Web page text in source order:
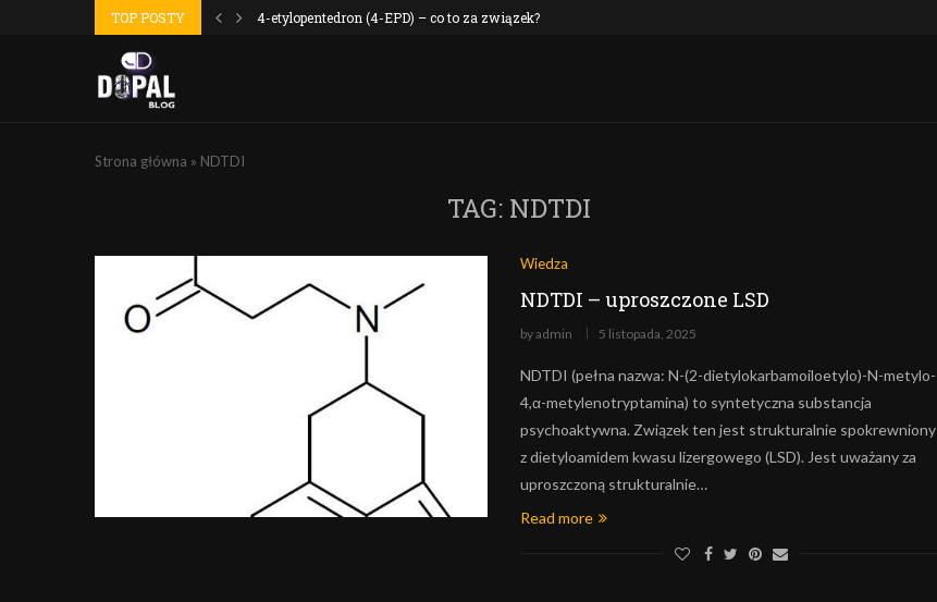
TOP POSTY 4-etylopentedron (4-EPD) – co to za związek?
Strona główna » NDTDI
TAG: NDTDI
Wiedza
NDTDI – uproszczone LSD
byadmin 5 listopada, 2025
NDTDI (pełna nazwa: N-(2-dietylokarbamoiloetylo)-N-metylo-
4,α-metylenotryptamina) to syntetyczna substancja
psychoaktywna. Związek ten jest strukturalnie spokrewniony
z dietyloamidem kwasu lizergowego (LSD). Jest uważany za
uproszczoną strukturalnie…
Read more